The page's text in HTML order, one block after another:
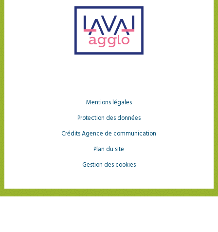
Mentions légales
Protection des données
Crédits Agence de communication
Plan du site
Gestion des cookies